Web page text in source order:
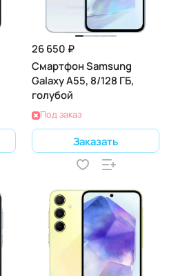
26 650 ₽
Смартфон Samsung
Galaxy A55, 8/128 ГБ,
голубой
Под заказ
Заказать